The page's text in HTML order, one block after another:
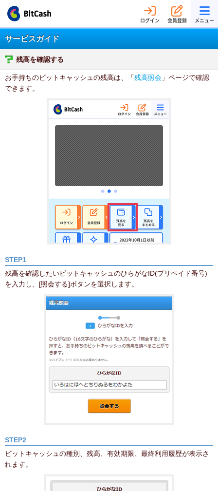
ログイン 会員登録 メニュー
サービスガイド
残高を確認する
お手持ちのビットキャッシュの残高は、「残高照会 」ページで確認
できます。
STEP1
残高を確認したいビットキャッシュのひらがなID(プリペイド番号)
を入力し、[照会する]ボタンを選択します。
STEP2
ビットキャッシュの種別、残高、有効期限、最終利用履歴が表示さ
れます。